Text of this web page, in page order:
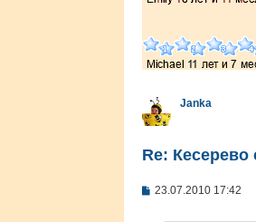
Janka
Re:
С
23.07.2010 17:42